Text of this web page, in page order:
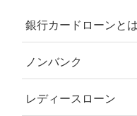
銀行カードローンとは
ノンバンク
レディースローン